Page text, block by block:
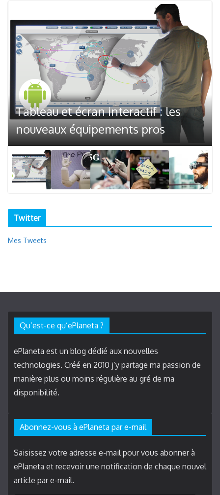
Tableau et écran interactif : les
nouveaux équipements pros
Twitter
Mes Tweets
Qu’est-ce qu’ePlaneta ?
ePlaneta est un blog dédié aux nouvelles
technologies. Créé en 2010 j’y partage ma passion de
manière plus ou moins régulière au gré de ma
disponibilité.
Abonnez-vous à ePlaneta par e-mail
Saisissez votre adresse e-mail pour vous abonner à
ePlaneta et recevoir une notification de chaque nouvel
article par e-mail.